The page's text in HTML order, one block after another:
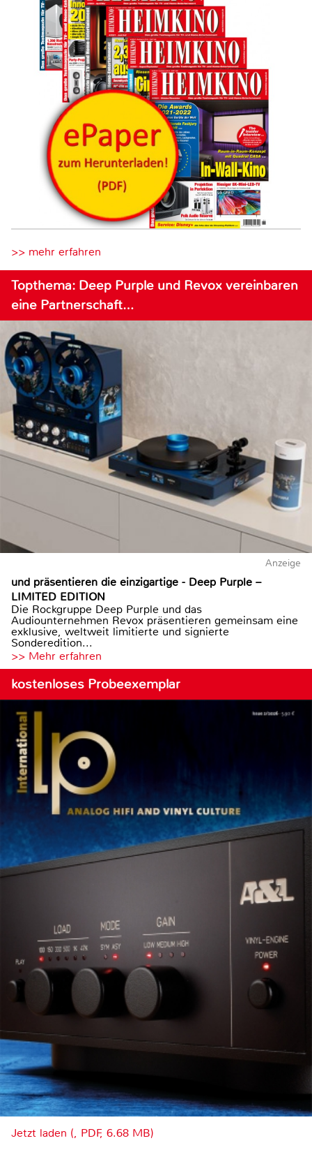
>> mehr erfahren
Topthema: Deep Purple und Revox vereinbaren
eine Partnerschaft…
Anzeige
und präsentieren die einzigartige - Deep Purple –
LIMITED EDITION
Die Rockgruppe Deep Purple und das
Audiounternehmen Revox präsentieren gemeinsam eine
exklusive, weltweit limitierte und signierte
Sonderedition...
>> Mehr erfahren
kostenloses Probeexemplar
Jetzt laden (, PDF, 6.68 MB)